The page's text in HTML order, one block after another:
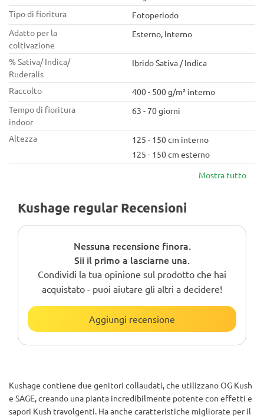
Tipo di fioritura
Fotoperiodo
Adatto per la
coltivazione
Esterno, Interno
% Sativa/ Indica/
Ruderalis
Ibrido Sativa / Indica
Raccolto
400 - 500 g/m² interno
Tempo di fioritura
indoor
63 - 70 giorni
Altezza
125 - 150 cm interno
125 - 150 cm esterno
Mostra tutto
Kushage regular Recensioni
Nessuna recensione finora.
Sii il primo a lasciarne una.
Condividi la tua opinione sul prodotto che hai
acquistato - puoi aiutare gli altri a decidere!
Aggiungi recensione
Kushage contiene due genitori collaudati, che utilizzano OG Kush
e SAGE, creando una pianta incredibilmente potente con effetti e
sapori Kush travolgenti. Ha anche caratteristiche migliorate per il